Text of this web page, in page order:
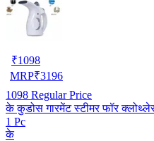
₹1098
MRP₹3196
1098 Regular Price
के कुडोस गारमेंट स्टीमर फॉर
1 Pc
के